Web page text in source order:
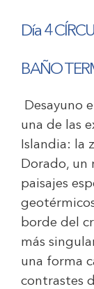
Día 4
BAÑO
Desayuno
una de las
Islandia: la
Dorado, un
paisajes
borde del
más
una forma
contrastes